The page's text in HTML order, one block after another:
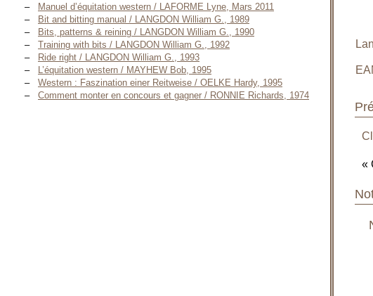
Manuel d’équitation western / LAFORME Lyne, Mars 2011
Bit and bitting manual / LANGDON William G., 1989
Bits, patterns & reining / LANGDON William G., 1990
Training with bits / LANGDON William G., 1992
Ride right / LANGDON William G., 1993
L’équitation western / MAYHEW Bob, 1995
Western : Faszination einer Reitweise / OELKE Hardy, 1995
Comment monter en concours et gagner / RONNIE Richards, 1974
«